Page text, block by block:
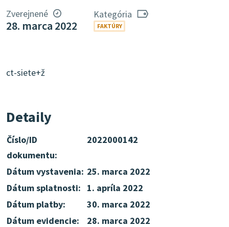
Zverejnené
28. marca 2022
Kategória
FAKTÚRY
ct-siete+ž
Detaily
Číslo/ID
dokumentu:
2022000142
Dátum vystavenia: 25. marca 2022
Dátum splatnosti:
1. apríla 2022
Dátum platby:
30. marca 2022
Dátum evidencie:
28. marca 2022